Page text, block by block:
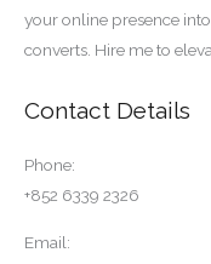
your online presence
converts. Hire me to
Contact Details
Phone:
+852 6339 2326
Email: